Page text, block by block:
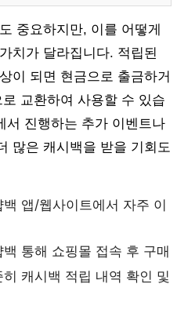
중요하지만, 이를 어떻게
치가 달라집니다. 적립된
이 되면 현금으로 출금하거
교환하여 사용할 수 있습
서 진행하는 추가 이벤트나
많은 캐시백을 받을 기회도
백 앱/웹사이트에서 자주 이
백 통해 쇼핑몰 접속 후 구매
히 캐시백 적립 내역 확인 및